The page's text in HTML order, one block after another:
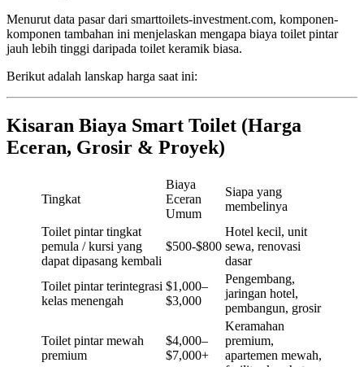
Menurut data pasar dari smarttoilets-investment.com, komponen-
komponen tambahan ini menjelaskan mengapa biaya toilet pintar
jauh lebih tinggi daripada toilet keramik biasa.
Berikut adalah lanskap harga saat ini:
Kisaran Biaya Smart Toilet (Harga
Eceran, Grosir & Proyek)
Tingkat
Biaya
Eceran
Umum
Siapa yang
membelinya
Toilet pintar tingkat
pemula / kursi yang
dapat dipasang kembali
$500-$800
Hotel kecil, unit
sewa, renovasi
dasar
Toilet pintar terintegrasi
kelas menengah
$1,000–
$3,000
Pengembang,
jaringan hotel,
pembangun, grosir
Toilet pintar mewah
premium
$4,000–
$7,000+
Keramahan
premium,
apartemen mewah,